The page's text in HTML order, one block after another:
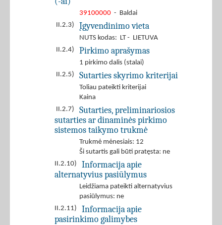
39100000 - Baldai
II.2.3)
Įgyvendinimo vieta
NUTS kodas: LT - LIETUVA
II.2.4)
Pirkimo aprašymas
1 pirkimo dalis (stalai)
II.2.5)
Sutarties skyrimo kriterijai
Toliau pateikti kriterijai
Kaina
II.2.7)
Sutarties, preliminariosios
sutarties ar dinaminės pirkimo
sistemos taikymo trukmė
Trukmė mėnesiais: 12
Ši sutartis gali būti pratęsta: ne
II.2.10)
Informacija apie
alternatyvius pasiūlymus
Leidžiama pateikti alternatyvius
pasiūlymus: ne
II.2.11)
Informacija apie
pasirinkimo galimybes